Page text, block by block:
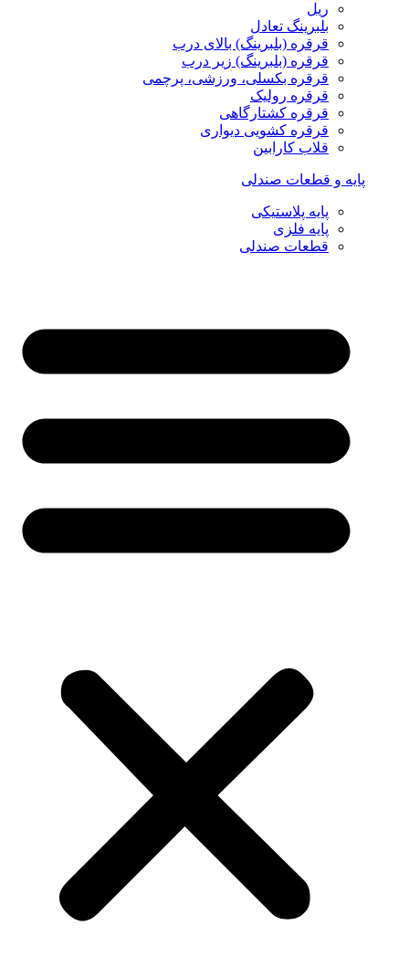
ریل
بلبرینگ تعادل
قرقره (بلبرینگ) بالای درب
قرقره (بلبرینگ) زیر درب
قرقره بکسلی، ورزشی، پرچمی
قرقره رولیک
قرقره کشتارگاهی
قرقره کشویی دیواری
قلاب کارابین
پایه و قطعات صندلی
پایه پلاستیکی
پایه فلزی
قطعات صندلی